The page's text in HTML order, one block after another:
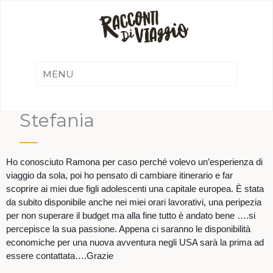
Stefania
Ho conosciuto Ramona per caso perché volevo un’esperienza di
viaggio da sola, poi ho pensato di cambiare itinerario e far
scoprire ai miei due figli adolescenti una capitale europea. È stata
da subito disponibile anche nei miei orari lavorativi, una peripezia
per non superare il budget ma alla fine tutto è andato bene ….si
percepisce la sua passione. Appena ci saranno le disponibilità
economiche per una nuova avventura negli USA sarà la prima ad
essere contattata….Grazie